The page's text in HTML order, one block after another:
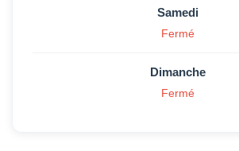
Samedi
Fermé
Dimanche
Fermé